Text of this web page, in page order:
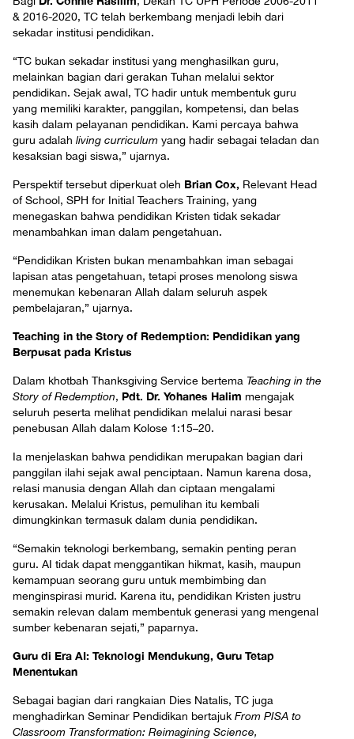
& 2016-2020, TC telah berkembang menjadi lebih dari
sekadar institusi pendidikan.
“TC bukan sekadar institusi yang menghasilkan guru,
melainkan bagian dari gerakan Tuhan melalui sektor
pendidikan. Sejak awal, TC hadir untuk membentuk guru
yang memiliki karakter, panggilan, kompetensi, dan belas
kasih dalam pelayanan pendidikan. Kami percaya bahwa
guru adalah living curriculum yang hadir sebagai teladan dan
kesaksian bagi siswa,” ujarnya.
Perspektif tersebut diperkuat oleh Brian Cox, Relevant Head
of School, SPH for Initial Teachers Training, yang
menegaskan bahwa pendidikan Kristen tidak sekadar
menambahkan iman dalam pengetahuan.
“Pendidikan Kristen bukan menambahkan iman sebagai
lapisan atas pengetahuan, tetapi proses menolong siswa
menemukan kebenaran Allah dalam seluruh aspek
pembelajaran,” ujarnya.
Teaching in the Story of Redemption: Pendidikan yang
Berpusat pada Kristus
Dalam khotbah Thanksgiving Service bertema Teaching in the
Story of Redemption, Pdt. Dr. Yohanes Halim mengajak
seluruh peserta melihat pendidikan melalui narasi besar
penebusan Allah dalam Kolose 1:15–20.
Ia menjelaskan bahwa pendidikan merupakan bagian dari
panggilan ilahi sejak awal penciptaan. Namun karena dosa,
relasi manusia dengan Allah dan ciptaan mengalami
kerusakan. Melalui Kristus, pemulihan itu kembali
dimungkinkan termasuk dalam dunia pendidikan.
“Semakin teknologi berkembang, semakin penting peran
guru. AI tidak dapat menggantikan hikmat, kasih, maupun
kemampuan seorang guru untuk membimbing dan
menginspirasi murid. Karena itu, pendidikan Kristen justru
semakin relevan dalam membentuk generasi yang mengenal
sumber kebenaran sejati,” paparnya.
Guru di Era AI: Teknologi Mendukung, Guru Tetap
Menentukan
Sebagai bagian dari rangkaian Dies Natalis, TC juga
menghadirkan Seminar Pendidikan bertajuk From PISA to
Classroom Transformation: Reimagining Science,